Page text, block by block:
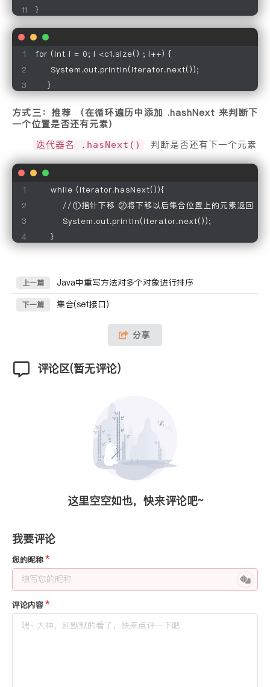
}
for (int i = 0; i <c1.size() ; i++) {
     System.out.println(iterator.next());
    }
方式三：推荐 （在循环遍历中添加 .hashNext 来判断下
一个位置是否还有元素）
迭代器名 .hasNext() 判断是否还有下一个元素
     while (iterator.hasNext()){
         //①指针下移 ②将下移以后集合位置上的元素返回
         System.out.println(iterator.next());
上一篇 Java中重写方法对多个对象进行排序
下一篇 集合(set接口)
分享
评论区(暂无评论)
这里空空如也，快来评论吧~
我要评论
您的昵称
评论内容